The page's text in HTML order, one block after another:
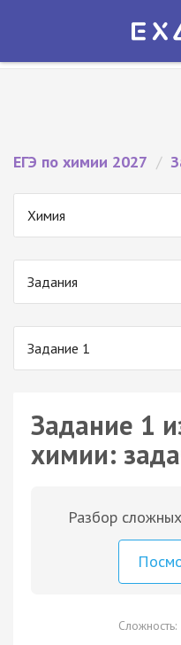
Экзамер — ЕГЭ
ЕГЭ по химии 2027 /
Химия
Задания
Задание 1
Задание 1
химии:
Разбор
Сложность: